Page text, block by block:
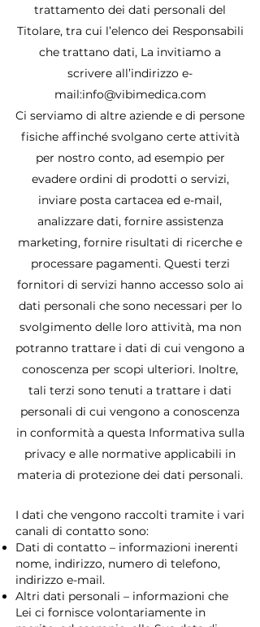
trattamento dei dati personali del
Titolare, tra cui l’elenco dei Responsabili
che trattano dati, La invitiamo a
scrivere all’indirizzo e-
mail:info@vibimedica.com
Ci serviamo di altre aziende e di persone
fisiche affinché svolgano certe attività
per nostro conto, ad esempio per
evadere ordini di prodotti o servizi,
inviare posta cartacea ed e-mail,
analizzare dati, fornire assistenza
marketing, fornire risultati di ricerche e
processare pagamenti. Questi terzi
fornitori di servizi hanno accesso solo ai
dati personali che sono necessari per lo
svolgimento delle loro attività, ma non
potranno trattare i dati di cui vengono a
conoscenza per scopi ulteriori. Inoltre,
tali terzi sono tenuti a trattare i dati
personali di cui vengono a conoscenza
in conformità a questa Informativa sulla
privacy e alle normative applicabili in
materia di protezione dei dati personali.
I dati che vengono raccolti tramite i vari
canali di contatto sono:
Dati di contatto – informazioni inerenti
nome, indirizzo, numero di telefono,
indirizzo e-mail.
Altri dati personali – informazioni che
Lei ci fornisce volontariamente in